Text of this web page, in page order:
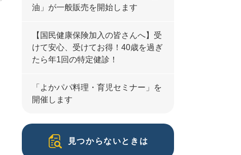
油」が一般販売を開始します
【国民健康保険加入の皆さんへ】受
けて安心、受けてお得！40歳を過ぎ
たら年1回の特定健診！
「よかパパ料理・育児セミナー」を
開催します
見つからないときは